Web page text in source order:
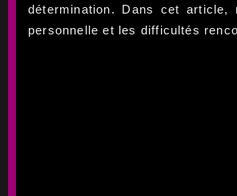
détermination. Dans cet
personnelle et les difficultés